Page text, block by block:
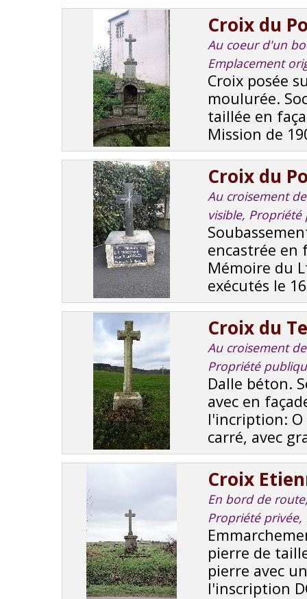
Croix du
Au coeur d'un
Emplacement
Croix posée
moulurée.
taillée en
Mission de
Croix du
Au croisement
visible,
encastrée en
Mémoire du
exécutés le
Croix du
Au croisement
Propriété
Dalle béton.
avec en
l'incription: O
carré, avec
Croix
En bord de
Propriété privée,
pierre de
pierre avec
l'inscription